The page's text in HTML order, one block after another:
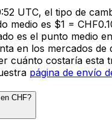
UTC, el tipo de
medio es $1 =
es el punto medio
en los mercados de
cuánto costaría esta
página de envío
CHF?